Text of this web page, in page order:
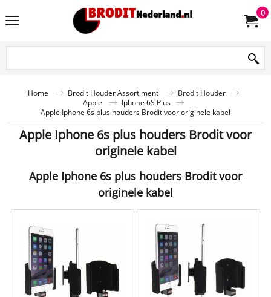
0
Home Brodit Houder Assortiment
Brodit Houder
Apple
Iphone 6S Plus
Apple Iphone 6s plus houders Brodit voor originele kabel
Apple Iphone 6s plus houders Brodit voor
originele kabel
Apple Iphone 6s plus houders Brodit voor
originele kabel